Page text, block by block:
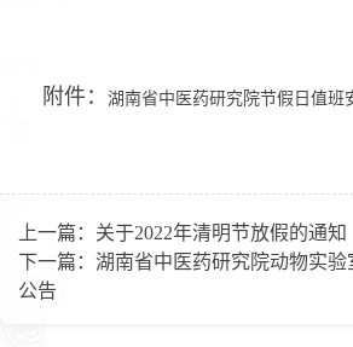
附件： 湖南省中医药研究院节假日值班
上一篇： 关于2022年清明节放假的通知
下一篇： 湖南省中医药研究院动物实
公告